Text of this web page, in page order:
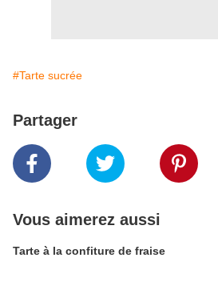
#Tarte sucrée
Partager
Vous aimerez aussi
Tarte à la confiture de fraise